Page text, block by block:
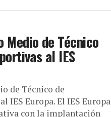
Medio de Técnico
al IES
de Técnico de
IES Europa. El IES Europa
con la implantación